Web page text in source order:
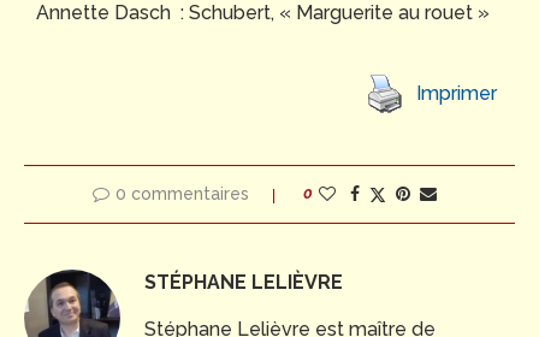
Annette Dasch : Schubert, « Marguerite au rouet »
Imprimer
0 commentaires 0
STÉPHANE LELIÈVRE
Stéphane Lelièvre est maître de